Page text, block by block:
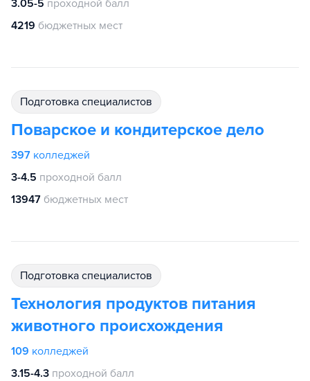
3.05-5 проходной балл
4219 бюджетных мест
подготовка специалистов
Поварское и кондитерское дело
397 колледжей
3-4.5 проходной балл
13947 бюджетных мест
подготовка специалистов
Технология продуктов питания
животного происхождения
109 колледжей
3.15-4.3 проходной балл